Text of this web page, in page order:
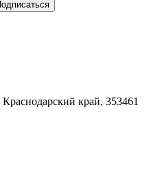
край, 353461